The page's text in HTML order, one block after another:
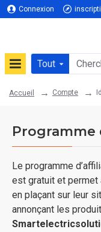
Connexion
Tout
Accueil Compte
Programme
Le programme
est gratuit et permet
en plaçant sur leur
annonçant les